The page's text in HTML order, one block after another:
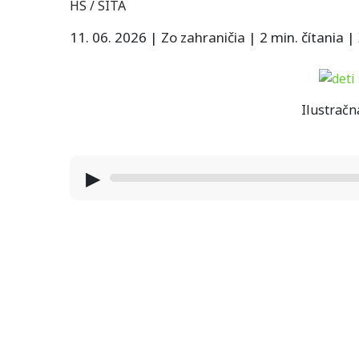
HS / SITA
11. 06. 2026 | Zo zahraničia | 2 min. čítania |
▶